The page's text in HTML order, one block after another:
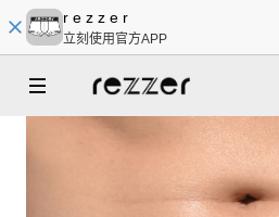
r e z z e r
立刻使用官方APP